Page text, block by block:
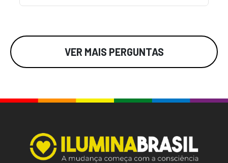
VER MAIS PERGUNTAS